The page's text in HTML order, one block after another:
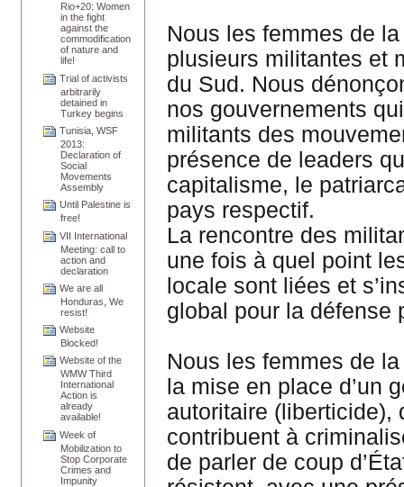
Rio+20: Women
in the fight
against the
commodification
of nature and
life!
Trial of activists
arbitrarily
detained in
Turkey begins
Tunisia, WSF
2013:
Declaration of
Social
Movements
Assembly
Until Palestine is
free!
VII International
Meeting: call to
action and
declaration
We are all
Honduras, We
resist!
Website
Blocked!
Website of the
WMW Third
International
Action is
already
available!
Week of
Mobilization to
Stop Corporate
Crimes and
Impunity
Nous les femmes de
plusieurs militantes et
du Sud. Nous
nos gouvernements
militants des
présence de leaders
capitalisme, le
pays respectif.
La rencontre des
une fois à quel point
locale sont liées et
global pour la défense
Nous les femmes de
la mise en place d’un
autoritaire (liberticide),
contribuent à
de parler de coup